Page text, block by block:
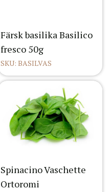
Färsk basilika Basilico
fresco 50g
SKU: BASILVAS
Spinacino Vaschette
Ortoromi